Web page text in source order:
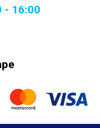
- 16:00